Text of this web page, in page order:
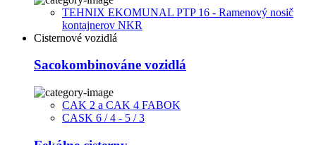
TEHNIX EKOMUNAL PTP 16 - Ramenový nosič
kontajnerov NKR
Cisternové vozidlá
Sacokombinováne vozidlá
CAK 2 a CAK 4 FABOK
CASK 6 / 4 - 5 / 3